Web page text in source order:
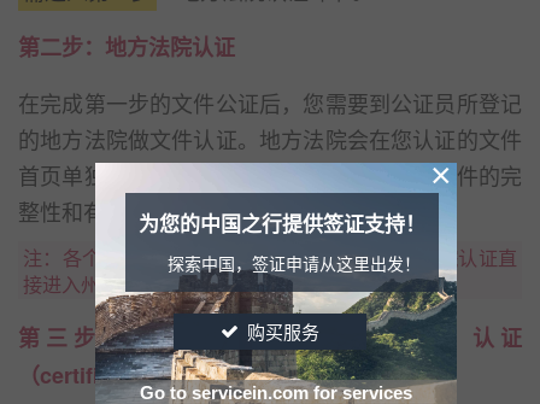
第二步：地方法院认证
在完成第一步的文件公证后，您需要到公证员所登记
的地方法院做文件认证。地方法院会在您认证的文件
首页单独附上一份认证文件，请保证该认证文件的完
整性和有效性，切忌拆装或涂改。
注：各个州要求不一样，有些州可以不做地方法院认证直
接进入州务卿认证。
第三步：州务卿（Secretary of State）认证
（certification）
为您的中国之行提供签证支持！
探索中国，签证申请从这里出发！
×
购买服务
Go to servicein.com for services